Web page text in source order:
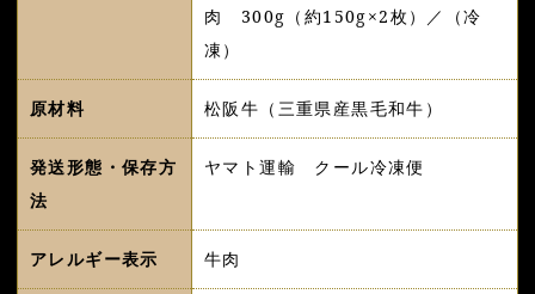
肉 300g（約150g×2枚）／（冷
凍）
原材料 松阪牛（三重県産黒毛和牛）
発送形態・保存方
法
ヤマト運輸 クール冷凍便
アレルギー表示 牛肉